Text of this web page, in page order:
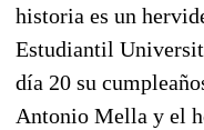
historia es un
Estudiantil
día 20 su
Antonio Mella y el